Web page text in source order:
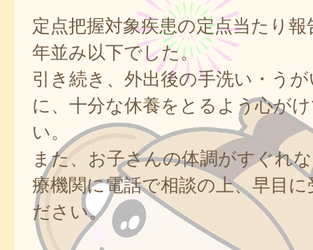
定点把握対象疾患の定点当たり
年並み以下でした。
引き続き、外出後の手洗い・う
に、十分な休養をとるよう心が
い。
また、お子さんの体調がすぐれ
療機関に電話で相談の上、早目
ださい。